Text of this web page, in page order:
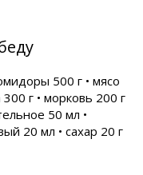
500 г • мясо
300 г • морковь 200 г
50 мл •
20 мл • сахар 20 г